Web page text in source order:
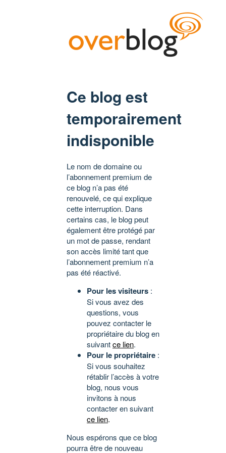
Ce blog est
temporairement
indisponible
Le nom de domaine ou
l’abonnement premium de
ce blog n’a pas été
renouvelé, ce qui explique
cette interruption. Dans
certains cas, le blog peut
également être protégé par
un mot de passe, rendant
son accès limité tant que
l’abonnement premium n’a
pas été réactivé.
Pour les visiteurs :
Si vous avez des
questions, vous
pouvez contacter le
propriétaire du blog en
suivantce lien.
Pour le propriétaire :
Si vous souhaitez
rétablir l’accès à votre
blog, nous vous
invitons à nous
contacter en suivant
ce lien.
Nous espérons que ce blog
pourra être de nouveau